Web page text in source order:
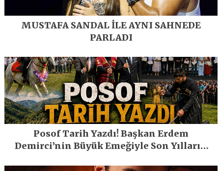
MUSTAFA SANDAL İLE AYNI SAHNEDE
PARLADI
Posof Tarih Yazdı! Başkan Erdem
Demirci’nin Büyük Emeğiyle Son Yılların